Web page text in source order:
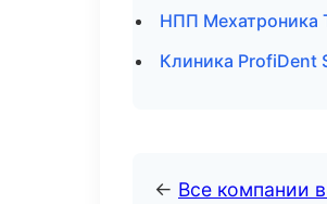
НПП Мехатроника
Клиника ProfiDent
← Все компании